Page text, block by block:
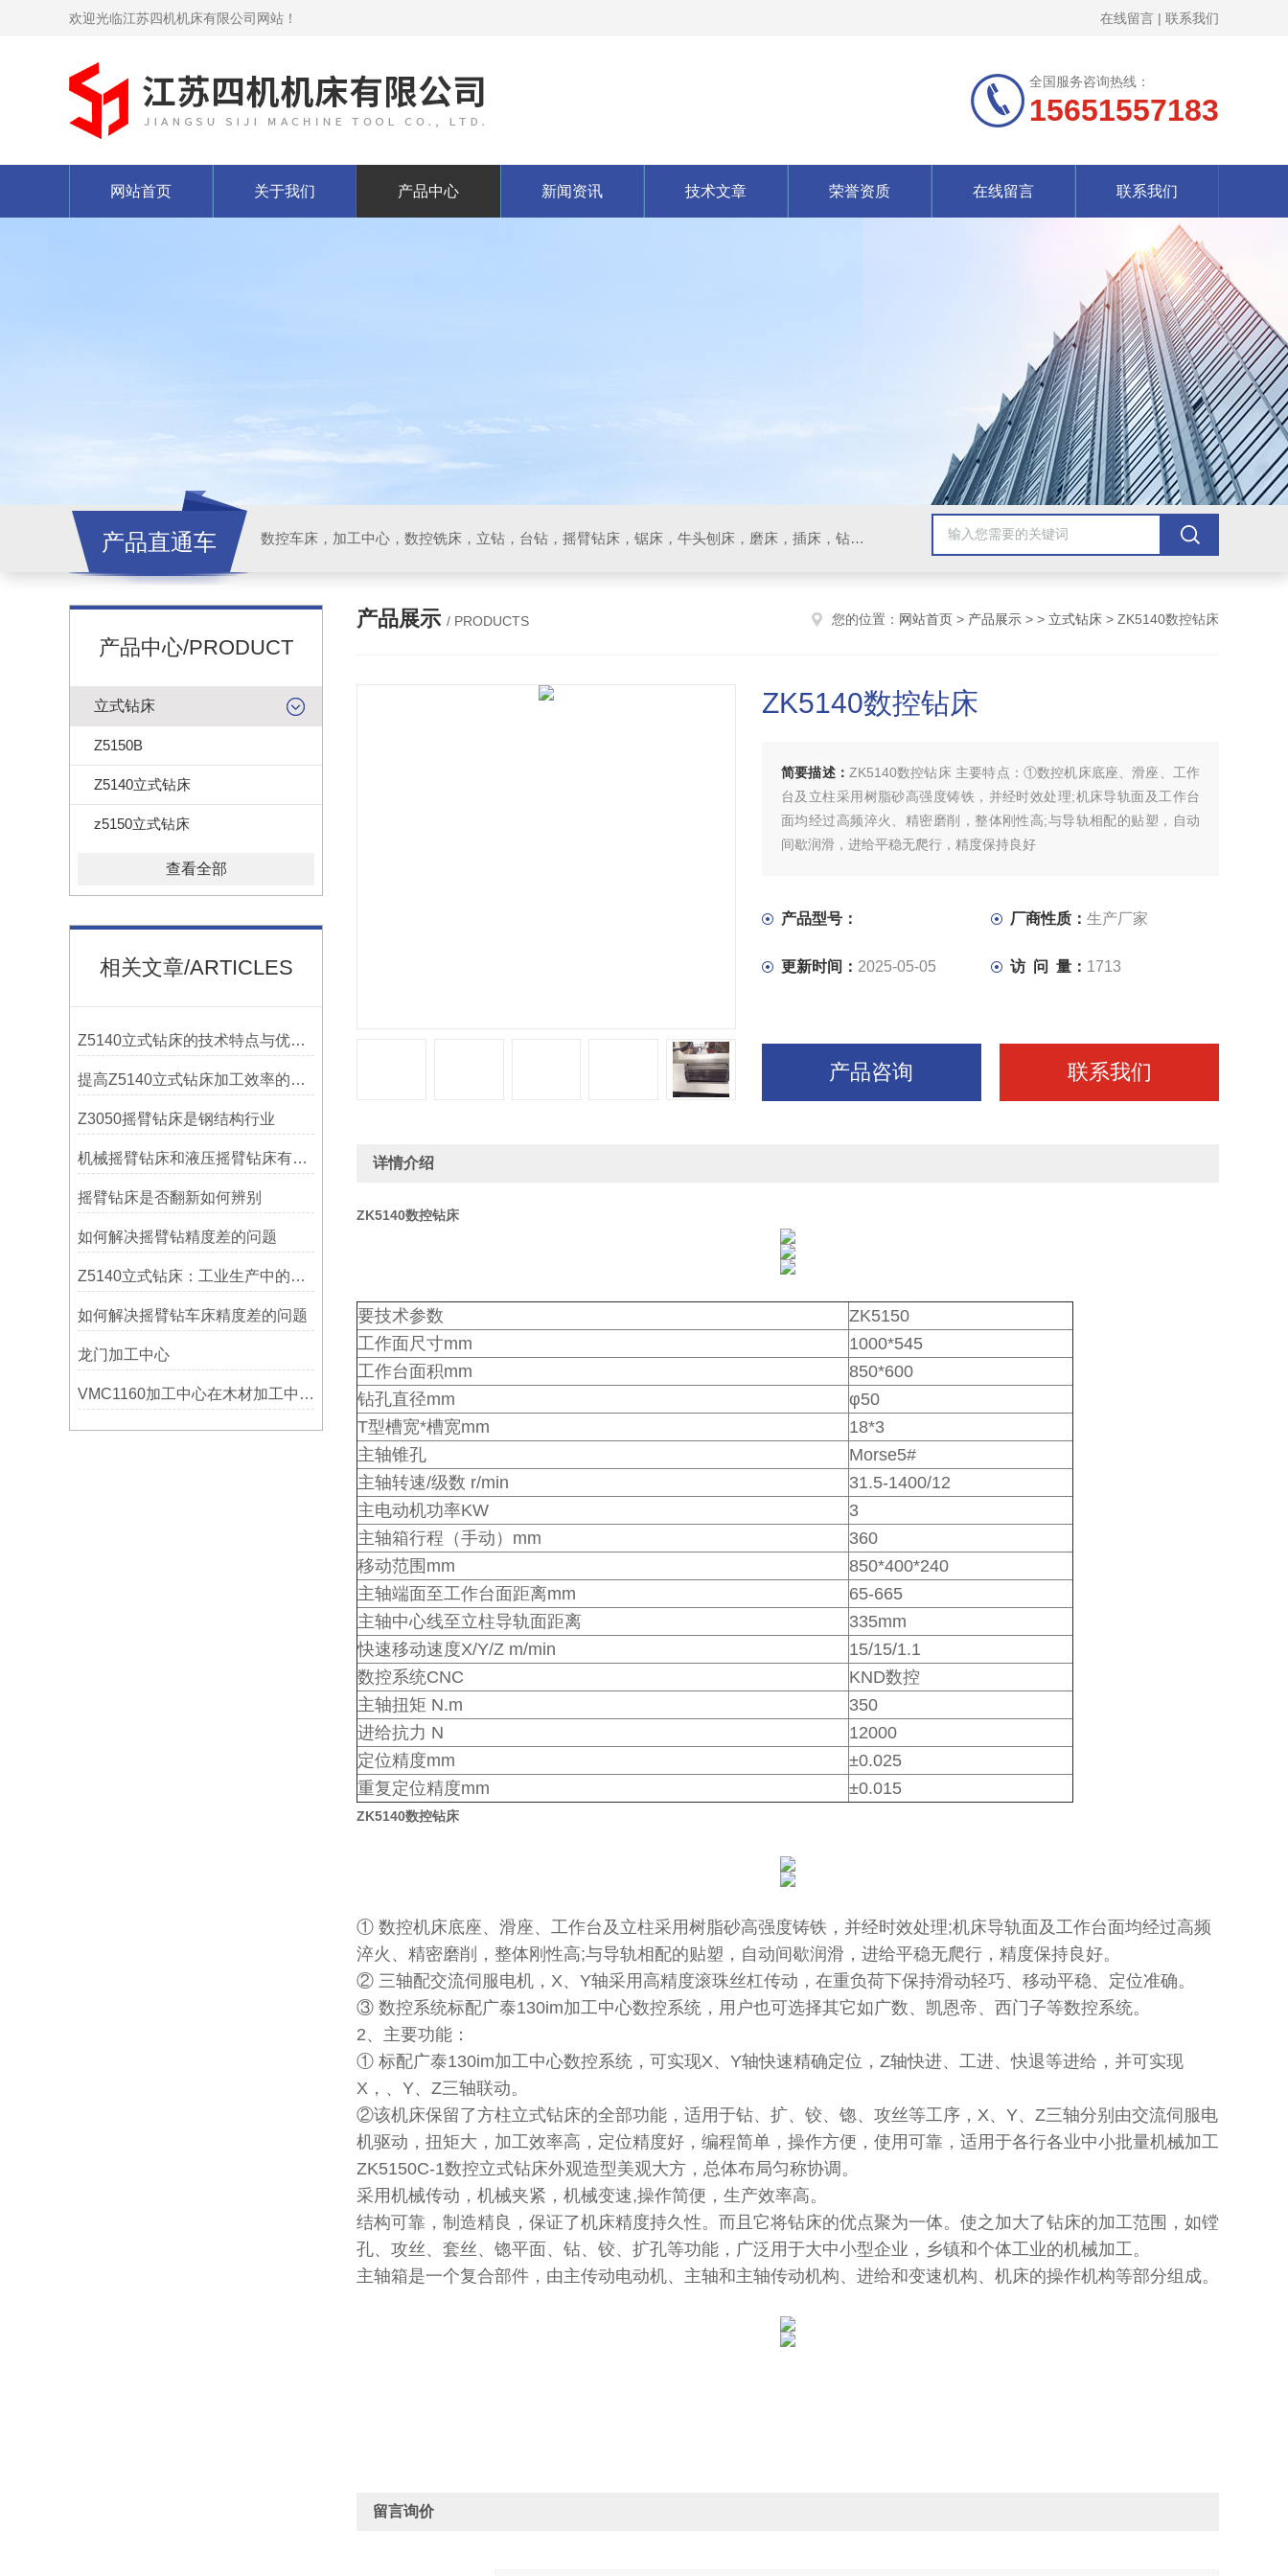
欢迎光临江苏四机机床有限公司网站！ 在线留言 | 联系我们
全国服务咨询热线：
15651557183
网站首页 关于我们 产品中心 新闻资讯 技术文章 荣誉资质 在线留言 联系我们
产品直通车 数控车床，加工中心，数控铣床，立钻，台钻，摇臂钻床，锯床，牛头刨床，磨床，插床，钻铣床，滚齿机
产品中心/PRODUCT
立式钻床
Z5150B
Z5140立式钻床
z5150立式钻床
查看全部
相关文章/ARTICLES
Z5140立式钻床的技术特点与优势分析
提高Z5140立式钻床加工效率的改进措施
Z3050摇臂钻床是钢结构行业
机械摇臂钻床和液压摇臂钻床有什么区别
摇臂钻床是否翻新如何辨别
如何解决摇臂钻精度差的问题
Z5140立式钻床：工业生产中的得力助手
如何解决摇臂钻车床精度差的问题
龙门加工中心
VMC1160加工中心在木材加工中的应用
产品展示 / PRODUCTS 您的位置： 网站首页 > 产品展示 > > 立式钻床 > ZK5140数控钻床
ZK5140数控钻床
简要描述： ZK5140数控钻床 主要特点：①数控机床底座、滑座、工作
台及立柱采用树脂砂高强度铸铁，并经时效处理;机床导轨面及工作台
面均经过高频淬火、精密磨削，整体刚性高;与导轨相配的贴塑，自动
间歇润滑，进给平稳无爬行，精度保持良好
产品型号： 厂商性质： 生产厂家
更新时间： 2025-05-05 访 问 量： 1713
产品咨询 联系我们
详情介绍
ZK5140数控钻床
要技术参数
ZK5150
工作面尺寸mm
1000*545
工作台面积mm
850*600
钻孔直径mm
φ50
T型槽宽*槽宽mm
18*3
主轴锥孔
Morse5#
主轴转速/级数 r/min
31.5-1400/12
主电动机功率KW
3
主轴箱行程（手动）mm
360
移动范围mm
850*400*240
主轴端面至工作台面距离mm
65-665
主轴中心线至立柱导轨面距离
335mm
快速移动速度X/Y/Z m/min
15/15/1.1
数控系统CNC
KND数控
主轴扭矩 N.m
350
进给抗力 N
12000
定位精度mm
±0.025
重复定位精度mm
±0.015
ZK5140数控钻床
① 数控机床底座、滑座、工作台及立柱采用树脂砂高强度铸铁，并经时效处理;机床导轨面及工作台面均经过高频
淬火、精密磨削，整体刚性高;与导轨相配的贴塑，自动间歇润滑，进给平稳无爬行，精度保持良好。
② 三轴配交流伺服电机，X、Y轴采用高精度滚珠丝杠传动，在重负荷下保持滑动轻巧、移动平稳、定位准确。
③ 数控系统标配广泰130im加工中心数控系统，用户也可选择其它如广数、凯恩帝、西门子等数控系统。
2、主要功能：
① 标配广泰130im加工中心数控系统，可实现X、Y轴快速精确定位，Z轴快进、工进、快退等进给，并可实现
X，、Y、Z三轴联动。
②该机床保留了方柱立式钻床的全部功能，适用于钻、扩、铰、锪、攻丝等工序，X、Y、Z三轴分别由交流伺服电
机驱动，扭矩大，加工效率高，定位精度好，编程简单，操作方便，使用可靠，适用于各行各业中小批量机械加工
ZK5150C-1数控立式钻床外观造型美观大方，总体布局匀称协调。
采用机械传动，机械夹紧，机械变速,操作简便，生产效率高。
结构可靠，制造精良，保证了机床精度持久性。而且它将钻床的优点聚为一体。使之加大了钻床的加工范围，如镗
孔、攻丝、套丝、锪平面、钻、铰、扩孔等功能，广泛用于大中小型企业，乡镇和个体工业的机械加工。
主轴箱是一个复合部件，由主传动电动机、主轴和主轴传动机构、进给和变速机构、机床的操作机构等部分组成。
留言询价